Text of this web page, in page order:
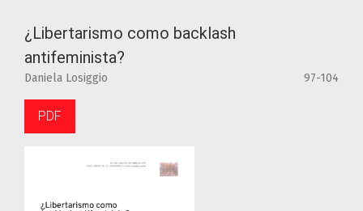
¿Libertarismo como backlash
antifeminista?
Daniela Losiggio 97-104
PDF